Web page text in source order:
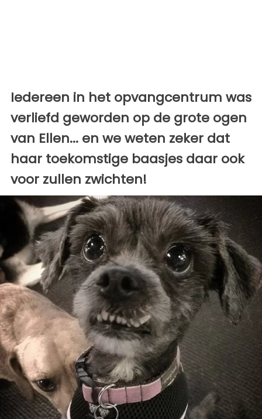
Iedereen in het opvangcentrum was
verliefd geworden op de grote ogen
van Ellen... en we weten zeker dat
haar toekomstige baasjes daar ook
voor zullen zwichten!